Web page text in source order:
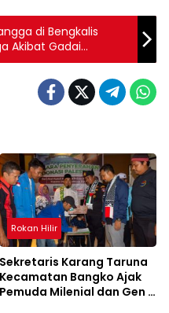
di Bengkalis
Akibat Gadai
Rokan Hilir
Sekretaris Karang Taruna
Kecamatan Bangko Ajak
Pemuda Milenial dan Gen Z